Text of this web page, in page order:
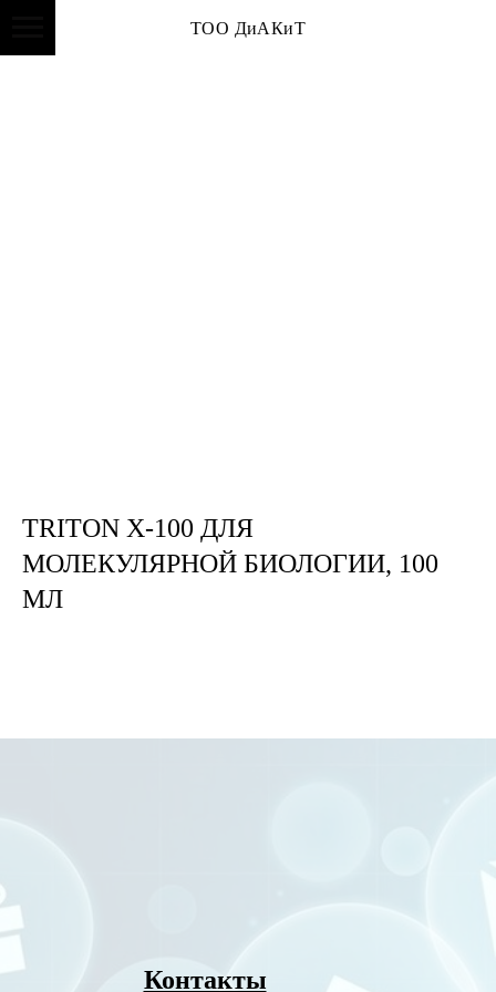
ТОО ДиАКиТ
TRITON X-100 ДЛЯ
МОЛЕКУЛЯРНОЙ БИОЛОГИИ, 100
МЛ
Контакты